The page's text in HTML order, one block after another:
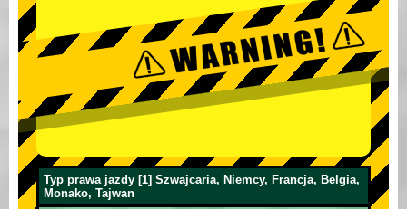
Typ prawa jazdy [1] Szwajcaria, Niemcy, Francja, Belgia,
Monako, Tajwan